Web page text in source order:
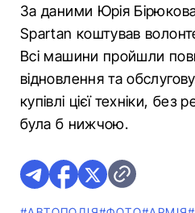
За даними Юрія
Spartan коштував
Всі машини пройшли
відновлення та
купівлі цієї техніки, без
була б нижчою.